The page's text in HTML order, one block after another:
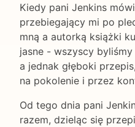
Kiedy pani Jenkins
przebiegający mi po
mną a autorką książki
jasne - wszyscy
a jednak głęboki
na pokolenie i przez
Od tego dnia pani
razem, dzieląc się